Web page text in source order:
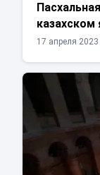
казахском
17 апреля 2023